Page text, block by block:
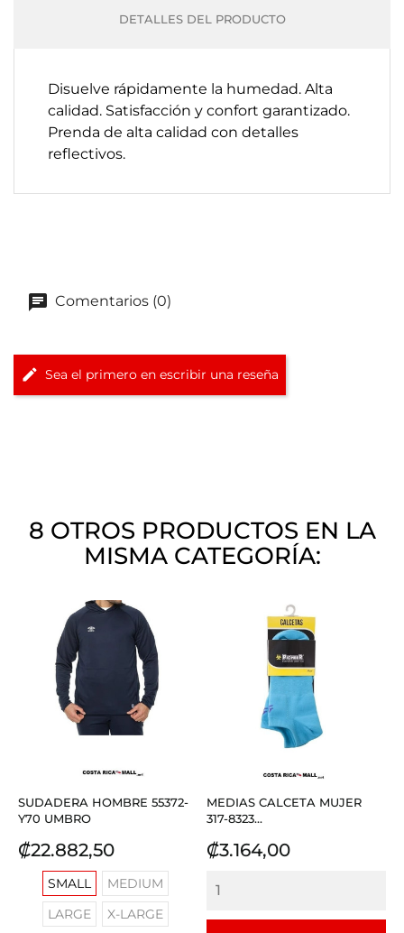
DETALLES DEL PRODUCTO
Disuelve rápidamente la humedad. Alta
calidad. Satisfacción y confort garantizado.
Prenda de alta calidad con detalles
reflectivos.
Comentarios (0)
Sea el primero en escribir una reseña
8 OTROS PRODUCTOS EN LA
MISMA CATEGORÍA:
SUDADERA HOMBRE 55372-
Y70 UMBRO
Precio
₡22.882,50
SMALL
MEDIUM
LARGE
X-LARGE
MEDIAS CALCETA MUJER
317-8323...
Precio
₡3.164,00